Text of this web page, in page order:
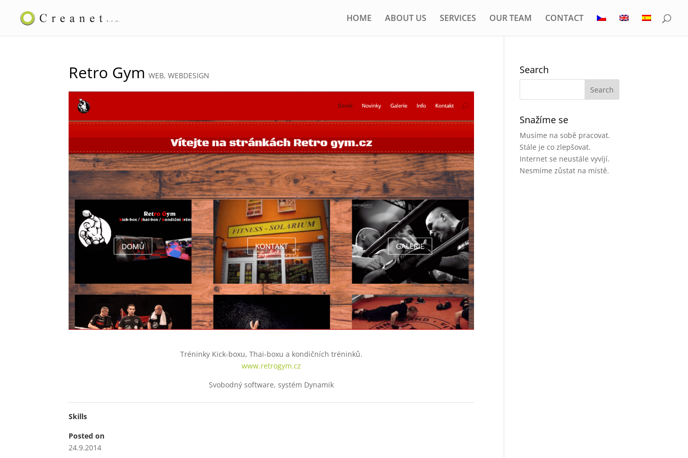
HOME ABOUT US SERVICES OUR TEAM CONTACT
Retro Gym WEB,WEBDESIGN
Tréninky Kick-boxu, Thai-boxu a kondičních tréninků.
www.retrogym.cz
Svobodný software, systém Dynamik
Skills
Posted on
24.9.2014
Search
Snažíme se
Musíme na sobě pracovat.
Stále je co zlepšovat.
Internet se neustále vyvíjí.
Nesmíme zůstat na místě.